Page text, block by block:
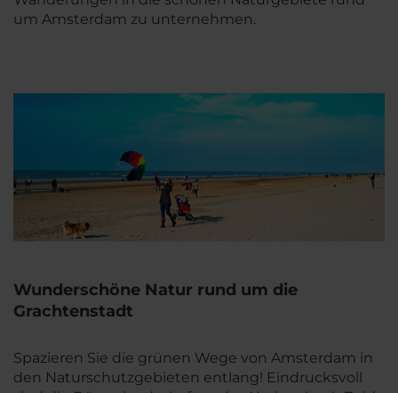
um Amsterdam zu unternehmen.
Wunderschöne Natur rund um die
Grachtenstadt
Spazieren Sie die grünen Wege von Amsterdam in
den Naturschutzgebieten entlang! Eindrucksvoll